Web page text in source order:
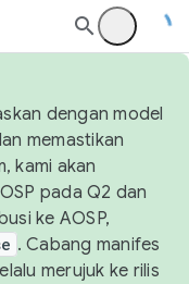
dengan model
memastikan
kami akan
pada Q2 dan
ke AOSP,
. Cabang manifes
merujuk ke rilis